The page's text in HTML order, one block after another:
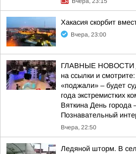
Хакасия скорбит
Вчера, 23:00
ГЛАВНЫЕ НОВОСТИ
на ссылки и
«поджали» – будет
года экстремистких
Вяткина День города
Познавательный
Вчера, 22:50
Ледяной шторм. В